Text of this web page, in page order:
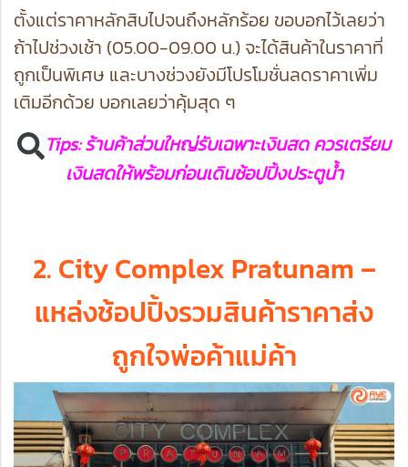
ตั้งแต่ราคาหลักสิบไปจนถึงหลักร้อย ขอบอกไว้เลยว่า
ถ้าไปช่วงเช้า (05.00-09.00 น.) จะได้สินค้าในราคาที่
ถูกเป็นพิเศษ และบางช่วงยังมีโปรโมชั่นลดราคาเพิ่ม
เติมอีกด้วย บอกเลยว่าคุ้มสุด ๆ
Tips: ร้านค้าส่วนใหญ่รับเฉพาะเงินสด ควรเตรียม
เงินสดให้พร้อมก่อนเดินช้อปปิ้งประตูน้ำ
2. City Complex Pratunam –
แหล่งช้อปปิ้งรวมสินค้าราคาส่ง
ถูกใจพ่อค้าแม่ค้า